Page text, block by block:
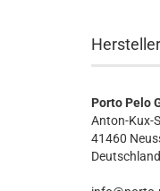
Porto Pelo
Anton-Kux-
41460
Deutschland